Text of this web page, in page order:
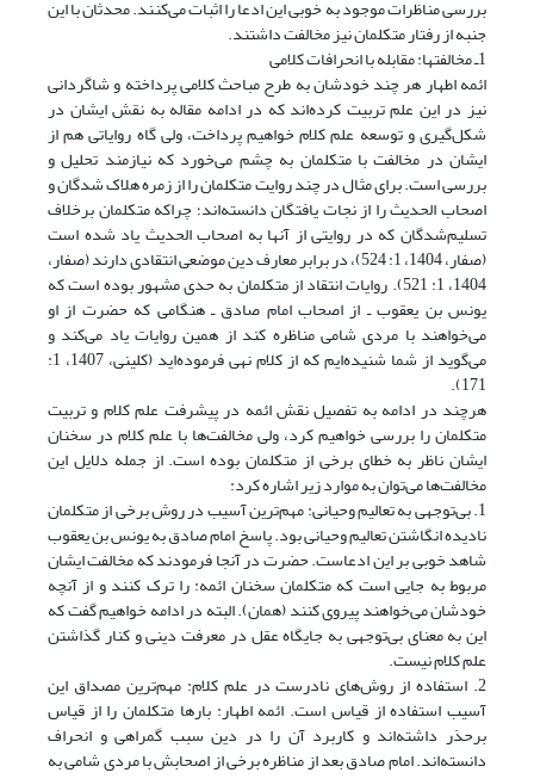
بررسی مناظرات موجود به خوبی این ادعا را اثبات می‌کنند. محدثان با این
جنبه از رفتار متکلمان نیز مخالفت داشتند.
1ـ مخالفتها: مقابله با انحرافات کلامی
ائمه اطهار هر چند خودشان به طرح مباحث کلامی پرداخته و شاگردانی
نیز در این علم تربیت کرده‌‌اند که در ادامه مقاله به نقش ایشان در
شکل‌گیری و توسعه علم کلام خواهیم پرداخت، ولی گاه روایاتی هم از
ایشان در مخالفت با متکلمان به چشم می‌خورد که نیازمند تحلیل و
بررسی است. برای مثال در چند روایت متکلمان را از زمره هلاک شدگان و
اصحاب الحدیث را از نجات یافتگان دانسته‌اند؛ چراکه متکلمان برخلاف
تسلیم‌شدگان که در روایتی از آنها به اصحاب الحدیث یاد شده است
(صفار، 1404، 1: 524)، در برابر معارف دین موضعی انتقادی دارند (صفار،
1404، 1: 521). روایات انتقاد از متکلمان به حدی مشهور بوده است که
یونس بن یعقوب ـ از اصحاب امام صادق ـ هنگامی که حضرت از او
می‌خواهند با مردی شامی مناظره کند از همین روایات یاد می‌کند و
می‌گوید از شما شنیده‌ایم که از کلام نهی فرموده‌اید (کلینی، 1407، 1:
171).
هرچند در ادامه به تفصیل نقش ائمه در پیشرفت علم کلام و تربیت
متکلمان را بررسی خواهیم کرد، ولی مخالفت‌ها با علم کلام در سخنان
ایشان ناظر به خطای برخی از متکلمان بوده است. از جمله دلایل این
مخالفت‌ها می‌توان به موارد زیر اشاره کرد:
1. بی‌توجهی به تعالیم وحیانی: مهم‌ترین آسیب در روش برخی از متکلمان
نادیده انگاشتن تعالیم وحیانی بود. پاسخ امام صادق به یونس بن یعقوب
شاهد خوبی بر این ادعاست. حضرت در آنجا فرمودند که مخالفت ایشان
مربوط به جایی است که متکلمان سخنان ائمه: را ترک کنند و از آنچه
خودشان می‌خواهند پیروی کنند (همان).‏ البته در ادامه خواهیم گفت که
این به معنای بی‌توجهی به جایگاه عقل در معرفت دینی و کنار گذاشتن
علم کلام نیست.
2. استفاده از روش‌های نادرست در علم کلام: مهم‌ترین مصداق این
آسیب استفاده از قیاس است. ائمه اطهار: بارها متکلمان را از قیاس
برحذر داشته‌اند و کاربرد آن را در دین سبب گمراهی و انحراف
دانسته‌اند. امام صادق بعد از مناظره برخی از اصحابش با مردی شامی به